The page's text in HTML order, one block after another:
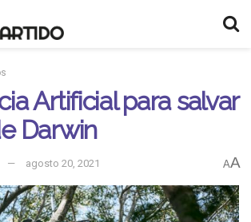
Artificial para salvar
Darwin
agosto 20, 2021 AA